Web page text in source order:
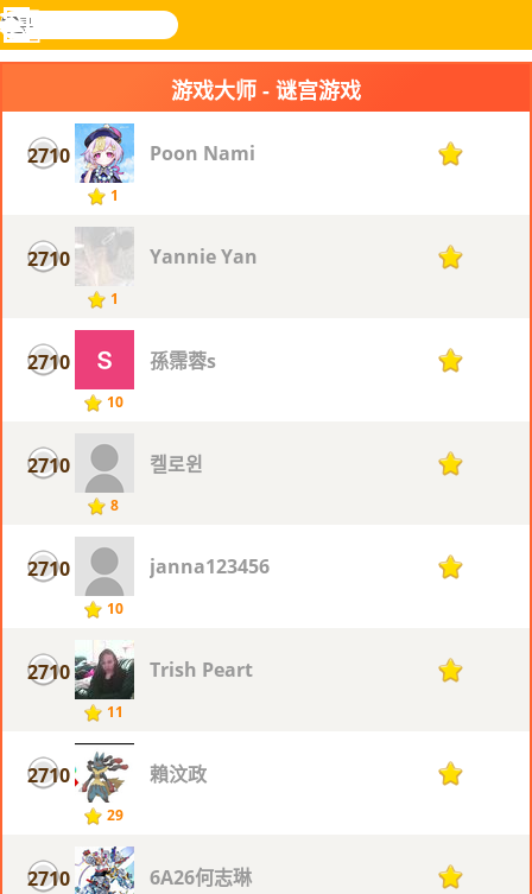
乐和游
搜
寻
登入
功
游戏大师 - 谜宫游戏
2710
1
Poon Nami 1
2710
1
Yannie Yan 1
2710
10
孫霈蓉s 1
2710
8
켈로윈 1
2710
10
janna123456 1
2710
11
Trish Peart 1
2710
29
賴汶政 1
2710 6A26何志琳 1